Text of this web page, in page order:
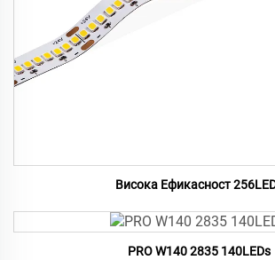
Висока Ефикасност
PRO W140 2835 140LEDs